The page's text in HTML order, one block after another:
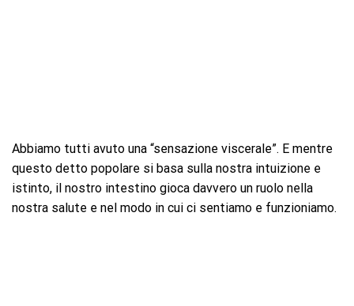
Abbiamo tutti avuto una “sensazione viscerale”. E mentre
questo detto popolare si basa sulla nostra intuizione e
istinto, il nostro intestino gioca davvero un ruolo nella
nostra salute e nel modo in cui ci sentiamo e funzioniamo.